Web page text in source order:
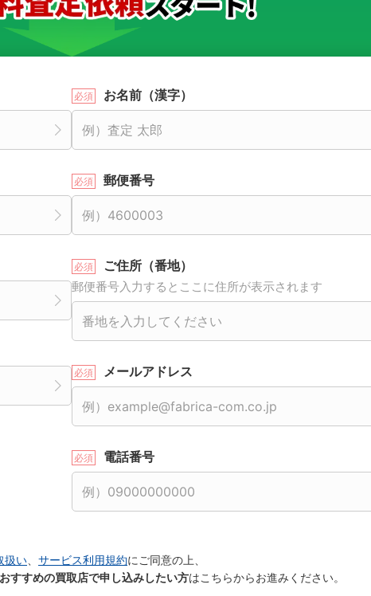
お名前（漢字）
郵便番号
ご住所（番地）
郵便番号入力するとここに住所が表示されます
メールアドレス
電話番号
扱い サービス利用規約にご同意の上、
すすめの買取店で申し込みしたい方はこちらからお進みください。